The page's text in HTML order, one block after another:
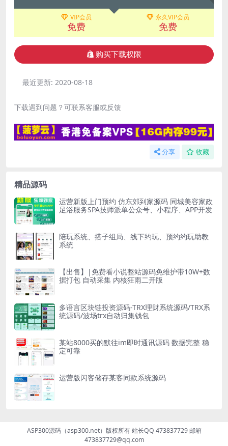
VIP会员
免费
永久VIP会员
免费
购买下载权限
最近更新: 2020-08-18
下载遇到问题？可联系客服或反馈
分享 收藏
精品源码
运营新版上门预约 仿东郊到家源码 同城美容家政
足浴服务SPA技师派单公众号、小程序、APP开发
陪玩系统、搭子组局、线下约玩、预约约玩助教
系统
【出售】|免费看小说整站源码免维护带10W+数
据打包 自动采集 内核狂雨二开版
多语言区块链投资源码-TRX理财系统源码/TRX系
统源码/波场trx自动归集钱包
某站8000买的默往im即时通讯源码 数据完整 稳
定可靠
运营版闪客储存某客同款系统源码
ASP300源码（asp300.net）版权所有 站长QQ 473837729 邮箱
473837729@qq.com